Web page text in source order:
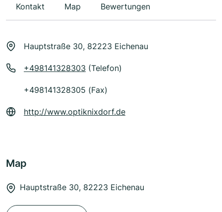
Kontakt Map Bewertungen
Hauptstraße 30, 82223 Eichenau
+498141328303 (Telefon)
+498141328305 (Fax)
http://www.optiknixdorf.de
Map
Hauptstraße 30, 82223 Eichenau